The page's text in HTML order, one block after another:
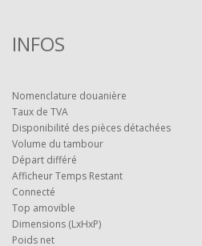
INFOS
Nomenclature douanière
Taux de TVA
Disponibilité des pièces détachées
Volume du tambour
Départ différé
Afficheur Temps Restant
Connecté
Top amovible
Dimensions (LxHxP)
Poids net